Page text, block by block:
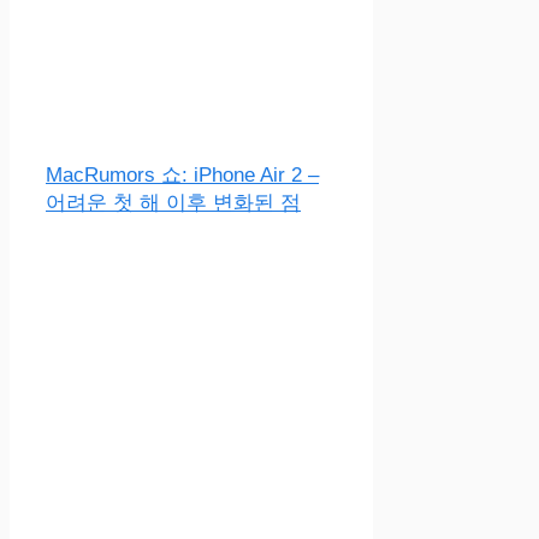
MacRumors 쇼: iPhone Air 2 –
어려운 첫 해 이후 변화된 점